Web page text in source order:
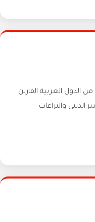
الدول العربية الفارين
والنزاعات